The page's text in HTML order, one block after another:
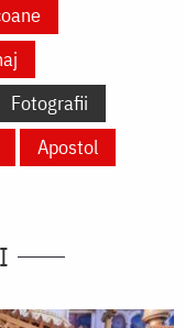
Fotografii
Apostol